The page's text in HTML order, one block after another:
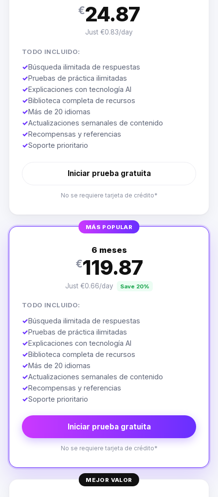
€24.87
Just €0.83/day
TODO INCLUIDO:
✓Búsqueda ilimitada de respuestas
✓Pruebas de práctica ilimitadas
✓Explicaciones con tecnología AI
✓Biblioteca completa de recursos
✓Más de 20 idiomas
✓Actualizaciones semanales de contenido
✓Recompensas y referencias
✓Soporte prioritario
Iniciar prueba gratuita
No se requiere tarjeta de crédito*
MÁS POPULAR
6 meses
€119.87
Just €0.66/day Save 20%
TODO INCLUIDO:
✓Búsqueda ilimitada de respuestas
✓Pruebas de práctica ilimitadas
✓Explicaciones con tecnología AI
✓Biblioteca completa de recursos
✓Más de 20 idiomas
✓Actualizaciones semanales de contenido
✓Recompensas y referencias
✓Soporte prioritario
Iniciar prueba gratuita
No se requiere tarjeta de crédito*
MEJOR VALOR